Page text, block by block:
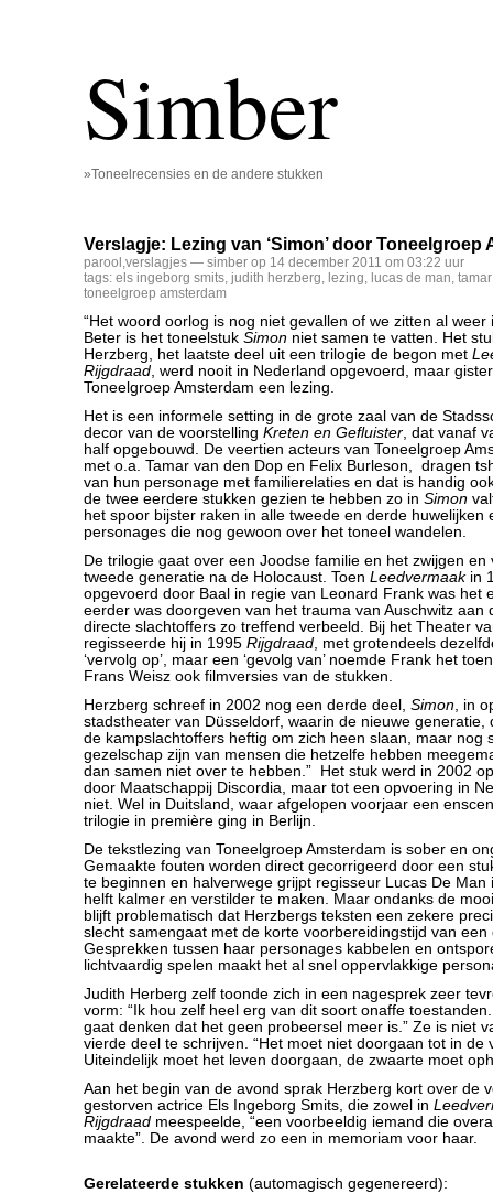
Simber
»Toneelrecensies en de andere stukken
Verslagje: Lezing van ‘Simon’ door Toneelgroep
parool ,verslagjes — simber op 14 december 2011 om 03:22 uur
tags: els ingeborg smits, judith herzberg, lezing, lucas de man,
toneelgroep amsterdam
“Het woord oorlog is nog niet gevallen of we zitten al weer
Beter is het toneelstuk Simon niet samen te vatten. Het
Herzberg, het laatste deel uit een trilogie de begon met
Rijgdraad, werd nooit in Nederland opgevoerd, maar
Toneelgroep Amsterdam een lezing.
Het is een informele setting in de grote zaal van de
decor van de voorstelling Kreten en Gefluister, dat vanaf
half opgebouwd. De veertien acteurs van Toneelgroep
met o.a. Tamar van den Dop en Felix Burleson, dragen
van hun personage met familierelaties en dat is handig
de twee eerdere stukken gezien te hebben zo in Simon
het spoor bijster raken in alle tweede en derde huwelijken
personages die nog gewoon over het toneel wandelen.
De trilogie gaat over een Joodse familie en het zwijgen en
tweede generatie na de Holocaust. Toen Leedvermaakin
opgevoerd door Baal in regie van Leonard Frank was het
eerder was doorgeven van het trauma van Auschwitz aan
directe slachtoffers zo treffend verbeeld. Bij het Theater
regisseerde hij in 1995 Rijgdraad, met grotendeels
‘vervolg op’, maar een ‘gevolg van’ noemde Frank het
Frans Weisz ook filmversies van de stukken.
Herzberg schreef in 2002 nog een derde deel, Simon, in
stadstheater van Düsseldorf, waarin de nieuwe generatie,
de kampslachtoffers heftig om zich heen slaan, maar nog
gezelschap zijn van mensen die hetzelfe hebben
dan samen niet over te hebben.” Het stuk werd in 2002
door Maatschappij Discordia, maar tot een opvoering in
niet. Wel in Duitsland, waar afgelopen voorjaar een
trilogie in première ging in Berlijn.
De tekstlezing van Toneelgroep Amsterdam is sober en
Gemaakte fouten worden direct gecorrigeerd door een
te beginnen en halverwege grijpt regisseur Lucas De Man
helft kalmer en verstilder te maken. Maar ondanks de
blijft problematisch dat Herzbergs teksten een zekere
slecht samengaat met de korte voorbereidingstijd van een
Gesprekken tussen haar personages kabbelen en
lichtvaardig spelen maakt het al snel oppervlakkige
Judith Herberg zelf toonde zich in een nagesprek zeer
vorm: “Ik hou zelf heel erg van dit soort onaffe
gaat denken dat het geen probeersel meer is.” Ze is niet
vierde deel te schrijven. “Het moet niet doorgaan tot in de
Uiteindelijk moet het leven doorgaan, de zwaarte moet
Aan het begin van de avond sprak Herzberg kort over de
gestorven actrice Els Ingeborg Smits, die zowel in
Rijgdraad meespeelde, “een voorbeeldig iemand die
maakte”. De avond werd zo een in memoriam voor haar.
Gerelateerde stukken (automagisch gegenereerd):